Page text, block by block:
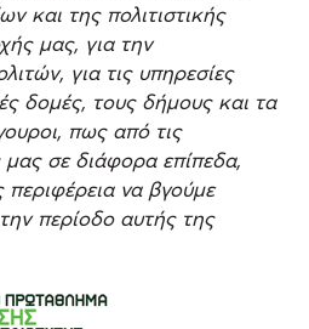
και της πολιτιστικής
μας, για την
για τις υπηρεσίες
δομές, τους δήμους και τα
πως από τις
μας σε διάφορα επίπεδα,
να βγούμε
περίοδο αυτής της